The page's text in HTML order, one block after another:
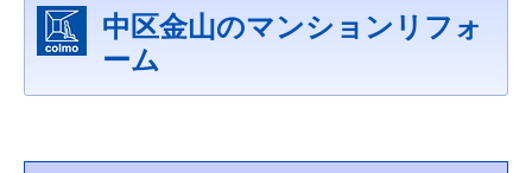
中区金山のマンションリフォ
ーム